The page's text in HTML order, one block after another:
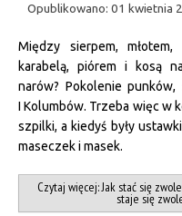
Opublikowano: 01 kwietnia
Między sierpem, młotem,
karabelą, piórem i kosą
narów? Pokolenie
I Kolumbów. Trzeba więc w
szpilki, a kiedyś były
maseczek i masek.
Czytaj więcej: Jak stać się
staje się